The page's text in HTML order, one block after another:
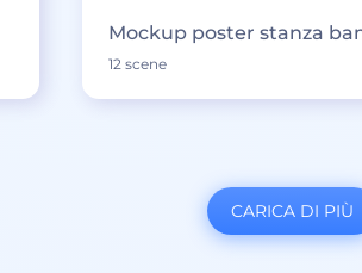
Mockup poster stanza
12 scene
CARICA DI PIÙ